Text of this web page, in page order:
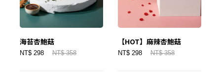
海苔杏鮑菇
NT$ 298 NT$ 358
【HOT】麻辣杏鮑菇
NT$ 298 NT$ 358